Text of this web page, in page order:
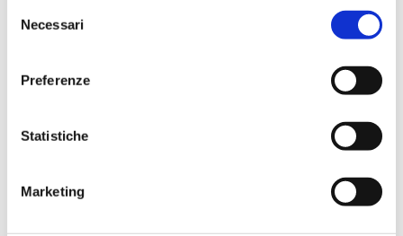
delNecessari
Preferenze
Statistiche
Marketing
Indice
Ti potrebbe interessare anche